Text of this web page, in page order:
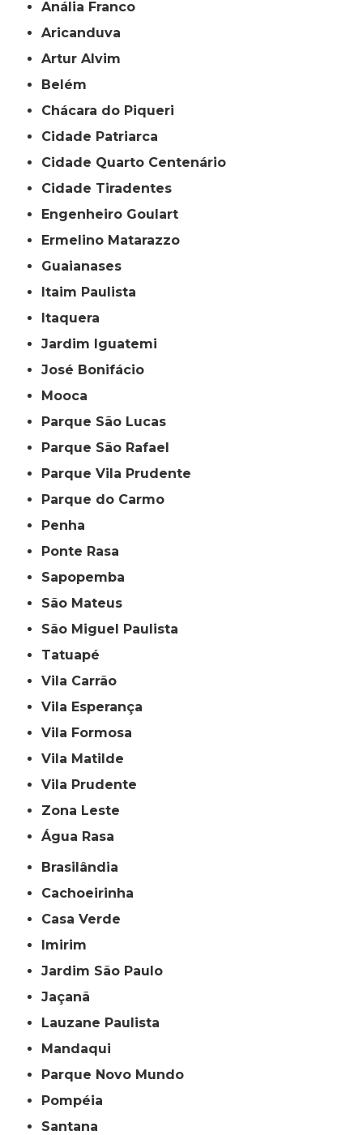
Anália Franco
Aricanduva
Artur Alvim
Belém
Chácara do Piqueri
Cidade Patriarca
Cidade Quarto Centenário
Cidade Tiradentes
Engenheiro Goulart
Ermelino Matarazzo
Guaianases
Itaim Paulista
Itaquera
Jardim Iguatemi
José Bonifácio
Mooca
Parque São Lucas
Parque São Rafael
Parque Vila Prudente
Parque do Carmo
Penha
Ponte Rasa
Sapopemba
São Mateus
São Miguel Paulista
Tatuapé
Vila Carrão
Vila Esperança
Vila Formosa
Vila Matilde
Vila Prudente
Zona Leste
Água Rasa
Brasilândia
Cachoeirinha
Casa Verde
Imirim
Jardim São Paulo
Jaçanã
Lauzane Paulista
Mandaqui
Parque Novo Mundo
Pompéia
Santana